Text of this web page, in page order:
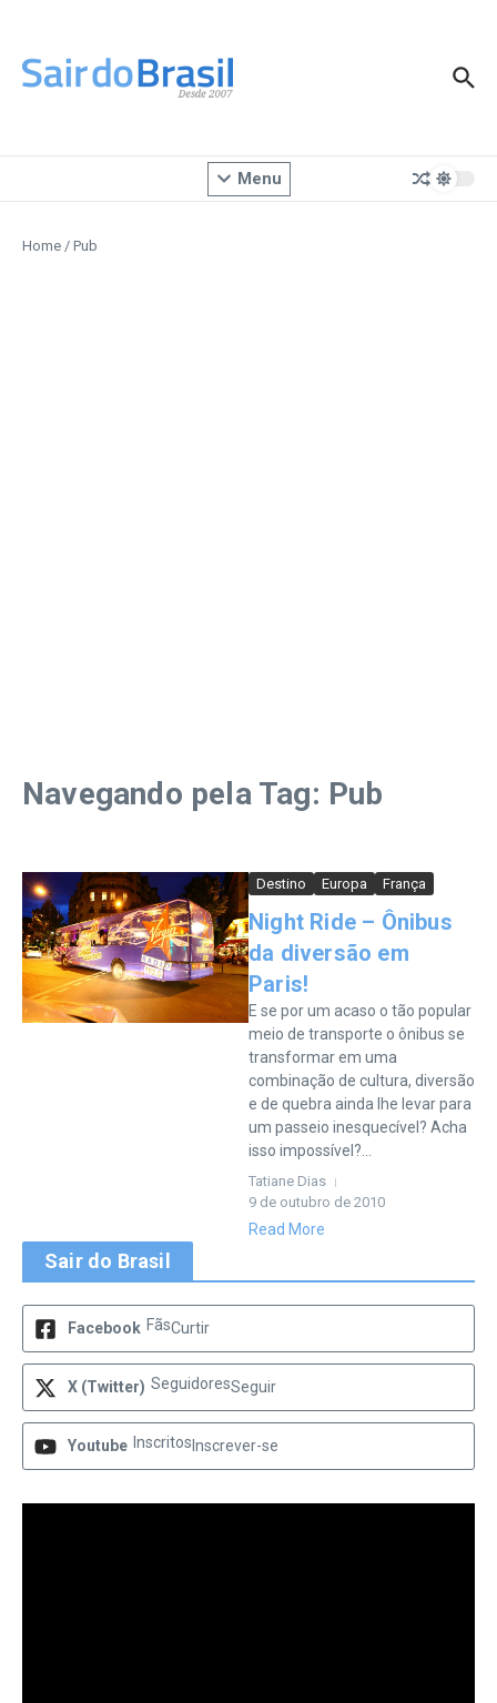
Menu
Home / Pub
Navegando pela Tag: Pub
Destino Europa França
Night Ride – Ônibus
da diversão em
Paris!
E se por um acaso o tão popular
meio de transporte o ônibus se
transformar em uma
combinação de cultura, diversão
e de quebra ainda lhe levar para
um passeio inesquecível? Acha
isso impossível?...
Tatiane Dias
9 de outubro de 2010
Read More
Sair do Brasil
Facebook FãsCurtir
X (Twitter) SeguidoresSeguir
Youtube Inscritos Inscrever-se